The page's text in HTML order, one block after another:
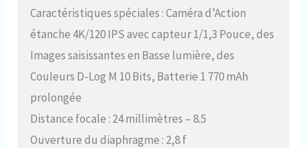
Caractéristiques spéciales : Caméra d’Action
étanche 4K/120 IPS avec capteur 1/1,3 Pouce, des
Images saisissantes en Basse lumière, des
Couleurs D-Log M 10 Bits, Batterie 1 770 mAh
prolongée
Distance focale : 24 millimètres – 8.5
Ouverture du diaphragme : 2,8 f